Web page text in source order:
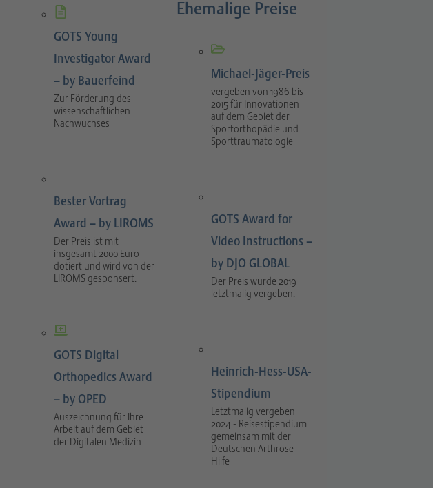
GOTS Young
Investigator Award
– by Bauerfeind
Zur Förderung des
wissenschaftlichen
Nachwuchses
Bester Vortrag
Award – by LIROMS
Der Preis ist mit
insgesamt 2000 Euro
dotiert und wird von der
LIROMS gesponsert.
GOTS Digital
Orthopedics Award
– by OPED
Auszeichnung für Ihre
Arbeit auf dem Gebiet
der Digitalen Medizin
Ehemalige Preise
Michael-Jäger-Preis
vergeben von 1986 bis
2015 für Innovationen
auf dem Gebiet der
Sportorthopädie und
Sporttraumatologie
GOTS Award for
Video Instructions –
by DJO GLOBAL
Der Preis wurde 2019
letztmalig vergeben.
Heinrich-Hess-USA-
Stipendium
Letztmalig vergeben
2024 - Reisestipendium
gemeinsam mit der
Deutschen Arthrose-
Hilfe